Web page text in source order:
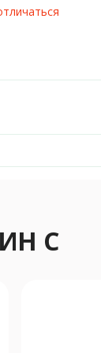
С